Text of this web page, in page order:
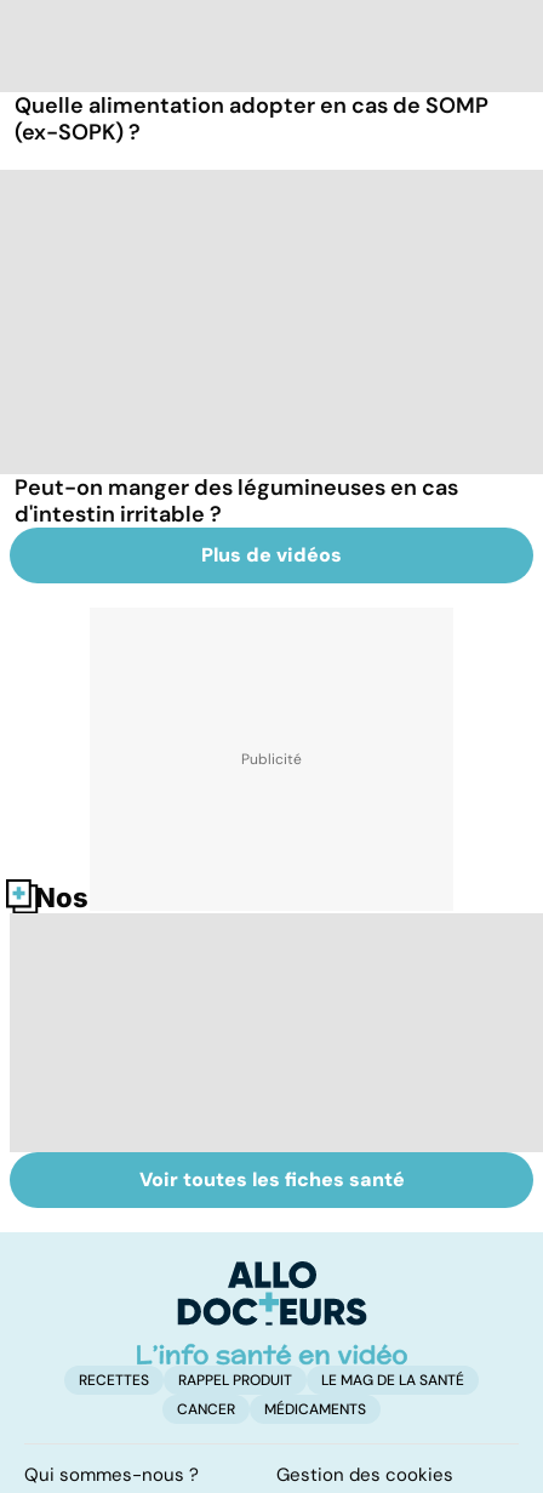
Quelle alimentation adopter en cas de SOMP
(ex-SOPK) ?
Peut-on manger des légumineuses en cas
d'intestin irritable ?
Plus de vidéos
Nos fiches santé
Tout savoir sur
les infections
Inflammation des
amygdales : que
d'angine ?
Voir toutes les fiches santé
RECETTES RAPPEL PRODUIT
LE MAG DE LA SANTÉ
CANCER
MÉDICAMENTS
Qui sommes-nous ? Gestion des cookies